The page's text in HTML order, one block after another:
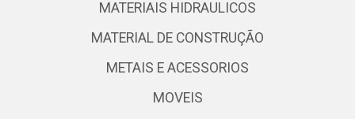
MATERIAIS HIDRAULICOS
MATERIAL DE CONSTRUÇÃO
METAIS E ACESSORIOS
MOVEIS